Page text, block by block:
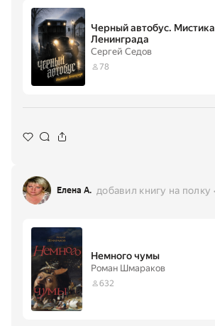
Черный автобус. Мистика
Ленинграда
Сергей Седов
78
Елена А. добавил книгу на полку
Немного чумы
Роман Шмараков
632